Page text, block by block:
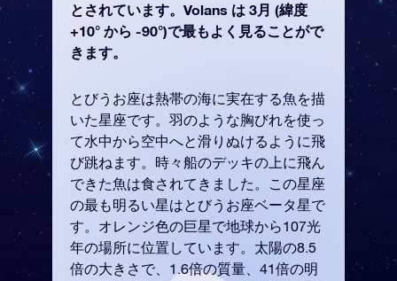
とされています。Volans は 3月 (緯度
+10° から -90°)で最もよく見ることがで
きます。
とびうお座は熱帯の海に実在する魚を描
いた星座です。羽のような胸びれを使っ
て水中から空中へと滑りぬけるように飛
び跳ねます。時々船のデッキの上に飛ん
できた魚は食されてきました。この星座
の最も明るい星はとびうお座ベータ星で
す。オレンジ色の巨星で地球から107光
年の場所に位置しています。太陽の8.5
倍の大きさで、1.6倍の質量、41倍の明